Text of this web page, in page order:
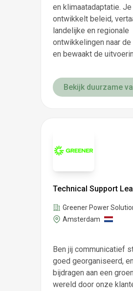
en klimaatadaptatie. Je
ontwikkelt beleid,
landelijke en regionale
ontwikkelingen naar
en bewaakt de
Bekijk duurzame
Technical Support
Greener Power
Amsterdam
Ben jij communicatief
goed georganiseerd,
bijdragen aan een
wereld door onze